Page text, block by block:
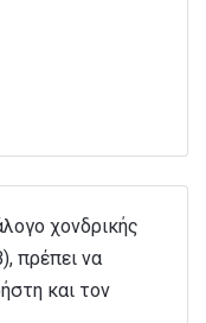
χονδρικής
πρέπει να
και τον